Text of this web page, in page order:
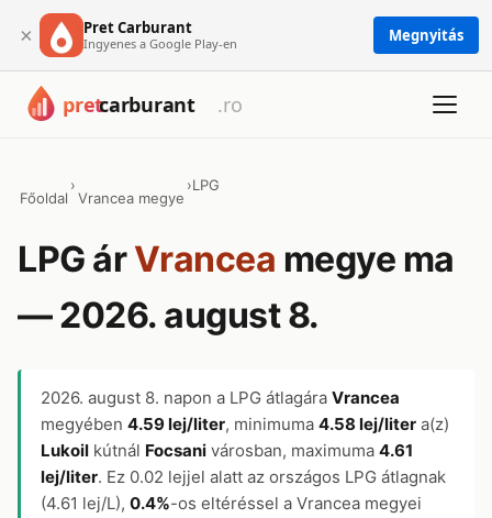
× Pret Carburant
Ingyenes a Google Play-en Megnyitás
Főoldal
›
Vrancea megye
›LPG
LPG árVrancea megye ma
— 2026. august 8.
2026. august 8. napon a LPG átlagára Vrancea
megyében 4.59 lej/liter, minimuma 4.58 lej/liter a(z)
Lukoil kútnál Focsani városban, maximuma 4.61
lej/liter. Ez 0.02 lejjel alatt az országos LPG átlagnak
(4.61 lej/L), 0.4%-os eltéréssel a Vrancea megyei